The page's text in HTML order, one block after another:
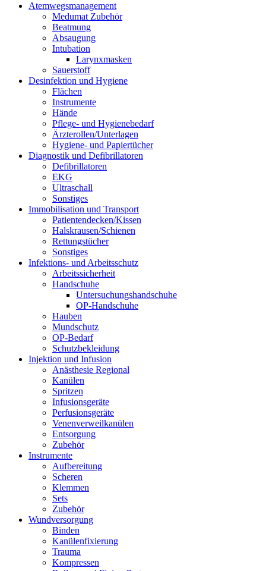
Atemwegsmanagement
Medumat Zubehör
Beatmung
Absaugung
Intubation
Larynxmasken
Sauerstoff
Desinfektion und Hygiene
Flächen
Instrumente
Hände
Pflege- und Hygienebedarf
Ärzterollen/Unterlagen
Hygiene- und Papiertücher
Diagnostik und Defibrillatoren
Defibrillatoren
EKG
Ultraschall
Sonstiges
Immobilisation und Transport
Patientendecken/Kissen
Halskrausen/Schienen
Rettungstücher
Sonstiges
Infektions- und Arbeitsschutz
Arbeitssicherheit
Handschuhe
Untersuchungshandschuhe
OP-Handschuhe
Hauben
Mundschutz
OP-Bedarf
Schutzbekleidung
Injektion und Infusion
Anästhesie Regional
Kanülen
Spritzen
Infusionsgeräte
Perfusionsgeräte
Venenverweilkanülen
Entsorgung
Zubehör
Instrumente
Aufbereitung
Scheren
Klemmen
Sets
Zubehör
Wundversorgung
Binden
Kanülenfixierung
Trauma
Kompressen